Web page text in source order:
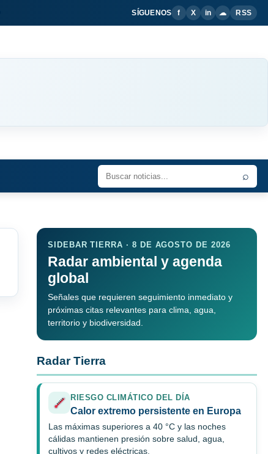
SÍGUENOS f X in ☁ RSS
⌕
SIDEBAR TIERRA · 8 DE AGOSTO DE 2026
Radar ambiental y agenda
global
Señales que requieren seguimiento inmediato y
próximas citas relevantes para clima, agua,
territorio y biodiversidad.
Radar Tierra
RIESGO CLIMÁTICO DEL DÍA
Calor extremo persistente en Europa
Las máximas superiores a 40 °C y las noches
cálidas mantienen presión sobre salud, agua,
cultivos y redes eléctricas.